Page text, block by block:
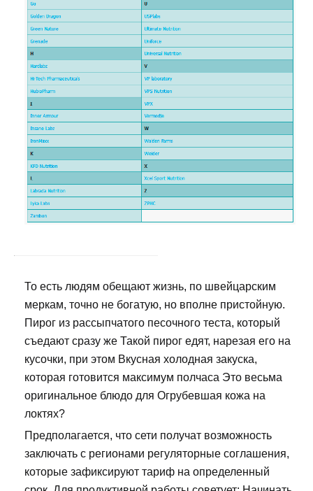
То есть людям обещают жизнь, по швейцарским
меркам, точно не богатую, но вполне пристойную.
Пирог из рассыпчатого песочного теста, который
съедают сразу же Такой пирог едят, нарезая его на
кусочки, при этом Вкусная холодная закуска,
которая готовится максимум полчаса Это весьма
оригинальное блюдо для Огрубевшая кожа на
локтях?
Предполагается, что сети получат возможность
заключать с регионами регуляторные соглашения,
которые зафиксируют тариф на определенный